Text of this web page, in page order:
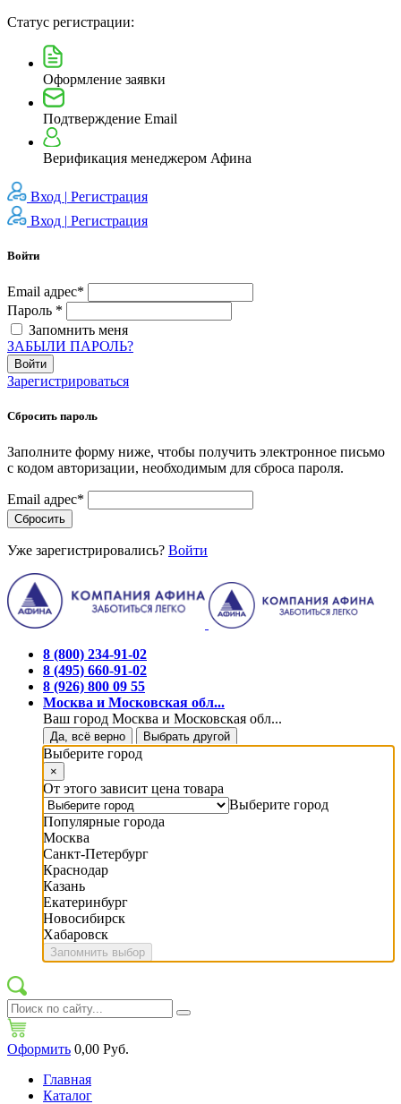
Статус регистрации:
Оформление заявки
Подтверждение Email
Верификация менеджером Афина
Вход | Регистрация
Вход | Регистрация
Войти
Email адрес*
Пароль *
Запомнить меня
ЗАБЫЛИ ПАРОЛЬ?
Войти
Зарегистрироваться
Сбросить пароль
Заполните форму ниже, чтобы получить электронное письмо
с кодом авторизации, необходимым для сброса пароля.
Email адрес*
Сбросить
Уже зарегистрировались? Войти
8 (800) 234-91-02
8 (495) 660-91-02
8 (926) 800 09 55
Москва и Московская обл...
Ваш город Москва и Московская обл...
Да, всё верно Выбрать другой
Выберите город
×
От этого зависит цена товара
Выберите город
Популярные города
Москва
Санкт-Петербург
Краснодар
Казань
Екатеринбург
Новосибирск
Хабаровск
Запомнить выбор
Оформить 0,00 Руб.
Главная
Каталог